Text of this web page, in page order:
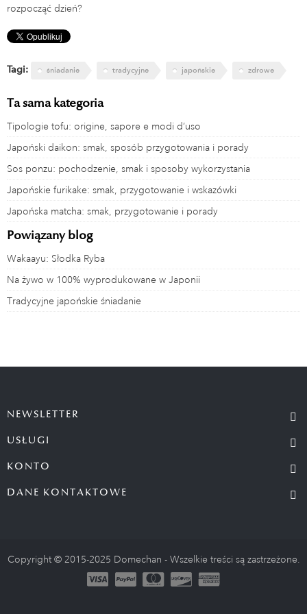
rozpocząć dzień?
Tagi: śniadanie tradycyjne japońskie zdrowe
Ta sama kategoria
Tipologie tofu: origine, sapore e modi d’uso
Japoński daikon: smak, sposób przygotowania i porady
Sos ponzu: pochodzenie, smak i sposoby wykorzystania
Japońskie furikake: smak, przygotowanie i wskazówki
Japońska matcha: smak, przygotowanie i porady
Powiązany blog
Wakaayu: Słodka Ryba
Na żywo w 100% wyprodukowane w Japonii
Tradycyjne japońskie śniadanie
NEWSLETTER
USŁUGI
KONTO
DANE KONTAKTOWE
Copyright © 2015-2025 Domechan - Wszelkie treści są zastrzeżone.